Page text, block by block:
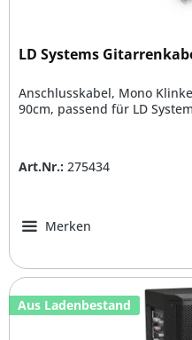
LD Systems
Anschlusskabel, Mono
90cm, passend für LD
Art.Nr.: 275434
Merken
Aus Ladenbestand